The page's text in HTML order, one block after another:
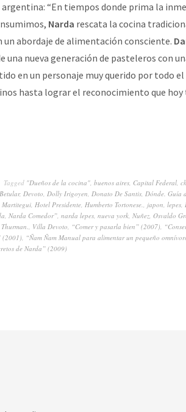
“En tiempos donde prima la
Narda rescata la cocina
un abordaje de alimentación consciente.
una nueva generación de pasteleros con
en un personaje muy querido por todo
hasta lograr el reconocimiento que hoy
Tagged "Dueños de la cocina", buenos aires, Capital Federal,
, Devoto, Dolly Irigoyen, Donato De Santis, Dónde. Guía
Martitegui, Hotel Presidente, Humberto Tortonese., japon, lepes,
, Narda Comedor”, narda lepes, nueva york, Nuñez, Osvaldo
, Villa Devoto, “Comer y pasarla bien” (2007),
(2001), “Ñam Ñam Manual para alimentar un pequeño
de Narda” (2009)